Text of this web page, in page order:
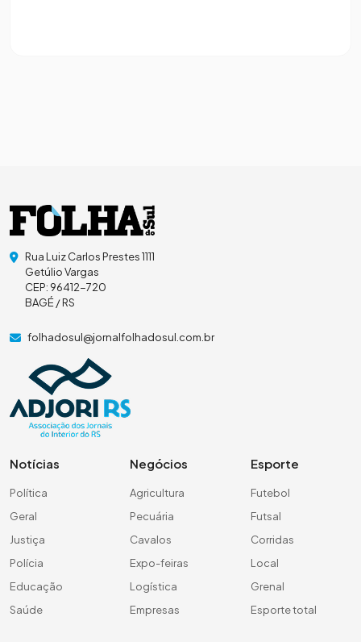
Rua Luiz Carlos Prestes 1111
Getúlio Vargas
CEP: 96412-720
BAGÉ / RS
folhadosul@jornalfolhadosul.com.br
Notícias
Política
Geral
Justiça
Polícia
Educação
Saúde
Negócios
Agricultura
Pecuária
Cavalos
Expo-feiras
Logística
Empresas
Esporte
Futebol
Futsal
Corridas
Local
Grenal
Esporte total